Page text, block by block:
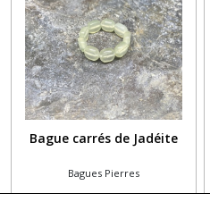
Bague carrés de Jadéite
Bagues Pierres